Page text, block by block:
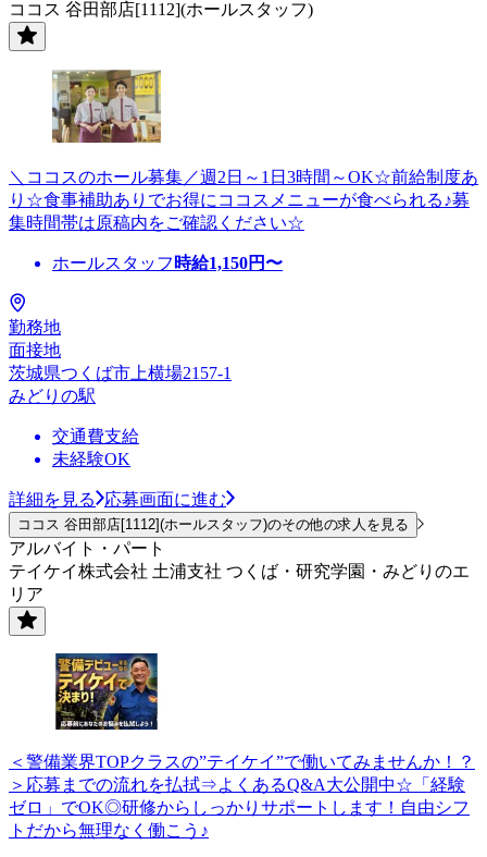
ココス 谷田部店[1112](ホールスタッフ)
＼ココスのホール募集／週2日～1日3時間～OK☆前給制度あ
り☆食事補助ありでお得にココスメニューが食べられる♪募
集時間帯は原稿内をご確認ください☆
ホールスタッフ 時給1,150円〜
勤務地
面接地
茨城県つくば市上横場2157-1
みどりの駅
交通費支給
未経験OK
詳細を見る 応募画面に進む
ココス 谷田部店[1112](ホールスタッフ)のその他の求人を見る
アルバイト・パート
テイケイ株式会社 土浦支社 つくば・研究学園・みどりのエ
リア
＜警備業界TOPクラスの”テイケイ”で働いてみませんか！？
＞応募までの流れを払拭⇒よくあるQ&A大公開中☆「経験
ゼロ」でOK◎研修からしっかりサポートします！自由シフ
トだから無理なく働こう♪